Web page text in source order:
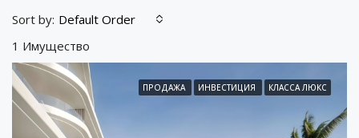
1 Имущество
Sort by: Default Order
ПРОДАЖА ИНВЕСТИЦИЯ КЛАССА ЛЮКС